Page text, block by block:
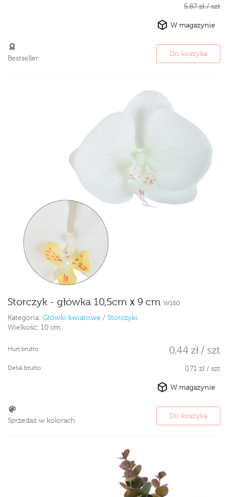
5,87 zł / szt
Bestseller
W magazynie
Do koszyka
Storczyk - główka 10,5cm x 9 cm W160
Kategoria: Główki kwiatowe / Storczyki
Wielkość: 10 cm
Hurt brutto 0,44 zł / szt
Detal brutto 0,71 zł / szt
Sprzedaż w kolorach
W magazynie
Do koszyka